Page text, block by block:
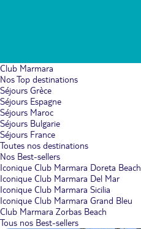
Club Marmara
Nos Top destinations
Séjours Grèce
Séjours Espagne
Séjours Maroc
Séjours Bulgarie
Séjours France
Toutes nos destinations
Nos Best-sellers
Iconique Club Marmara Doreta Beach
Iconique Club Marmara Del Mar
Iconique Club Marmara Sicilia
Iconique Club Marmara Grand Bleu
Club Marmara Zorbas Beach
Tous nos Best-sellers